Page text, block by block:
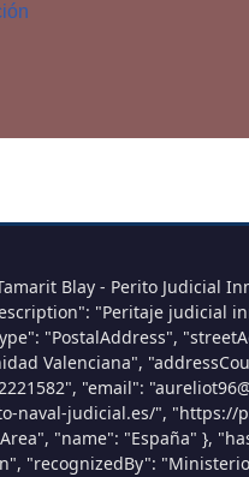
Blay - Perito Judicial
"Peritaje judicial
"PostalAddress",
Valenciana",
"email":
naval-judicial.es/",
"name": "España" },
"recognizedBy":